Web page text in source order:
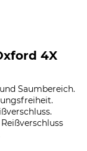
4X
Saumbereich.